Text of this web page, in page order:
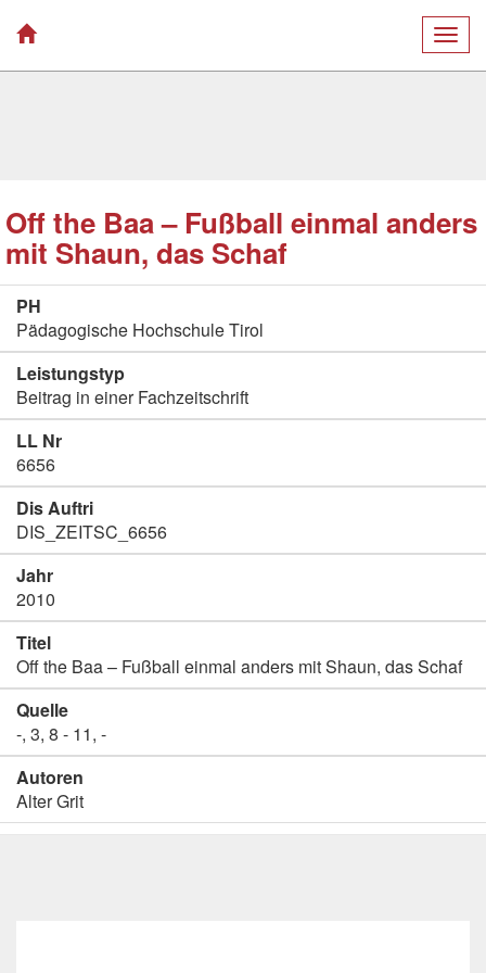
Off the Baa – Fußball einmal anders
mit Shaun, das Schaf
PH
Pädagogische Hochschule Tirol
Leistungstyp
Beitrag in einer Fachzeitschrift
LL Nr
6656
Dis Auftri
DIS_ZEITSC_6656
Jahr
2010
Titel
Off the Baa – Fußball einmal anders mit Shaun, das Schaf
Quelle
-, 3, 8 - 11, -
Autoren
Alter Grit